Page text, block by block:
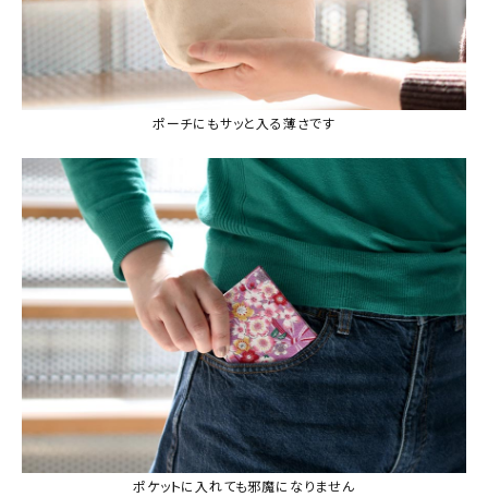
ポーチにもサッと入る薄さです
ポケットに入れても邪魔になりません